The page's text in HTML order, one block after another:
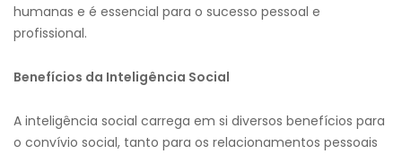
humanas e é essencial para o sucesso pessoal e
profissional.
Benefícios da Inteligência Social
A inteligência social carrega em si diversos benefícios para
o convívio social, tanto para os relacionamentos pessoais